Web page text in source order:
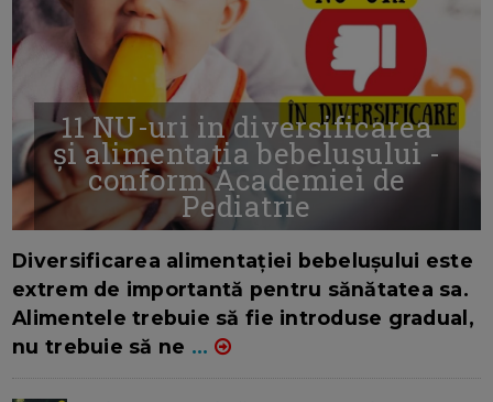
11 NU-uri in diversificarea
și alimentația bebelușului -
conform Academiei de
Pediatrie
Diversificarea alimentației bebelușului este
extrem de importantă pentru sănătatea sa.
Alimentele trebuie să fie introduse gradual,
nu trebuie să ne ...